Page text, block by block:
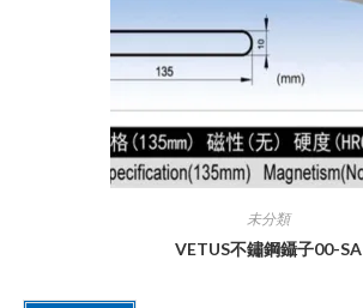
未分類
VETUS不鏽鋼鑷子00-SA